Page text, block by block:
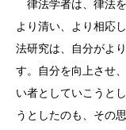
律法学者は、律法を
より清い、より相応
法研究は、自分がよ
す。自分を向上させ
い者としていこうと
うとしたのも、その